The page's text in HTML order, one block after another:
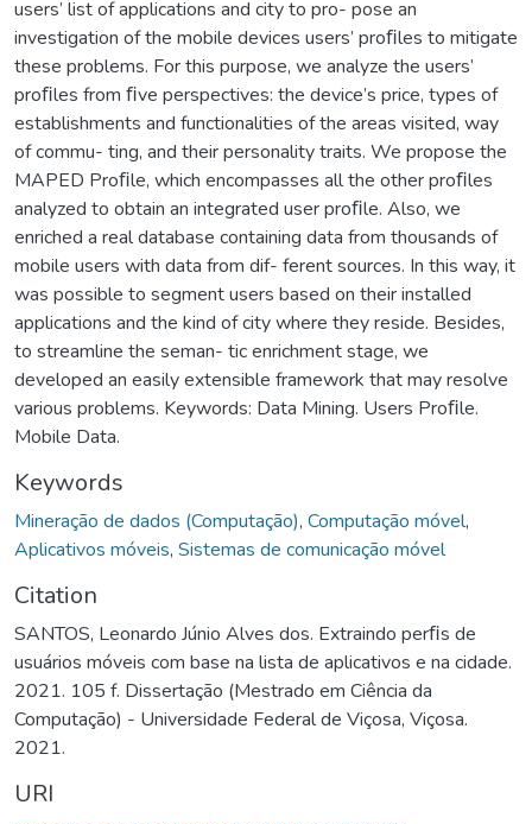
users’ list of applications and city to pro- pose an
investigation of the mobile devices users’ proﬁles to mitigate
these problems. For this purpose, we analyze the users’
proﬁles from ﬁve perspectives: the device’s price, types of
establishments and functionalities of the areas visited, way
of commu- ting, and their personality traits. We propose the
MAPED Proﬁle, which encompasses all the other proﬁles
analyzed to obtain an integrated user proﬁle. Also, we
enriched a real database containing data from thousands of
mobile users with data from dif- ferent sources. In this way, it
was possible to segment users based on their installed
applications and the kind of city where they reside. Besides,
to streamline the seman- tic enrichment stage, we
developed an easily extensible framework that may resolve
various problems. Keywords: Data Mining. Users Proﬁle.
Mobile Data.
Keywords
Mineração de dados (Computação), Computação móvel,
Aplicativos móveis, Sistemas de comunicação móvel
Citation
SANTOS, Leonardo Júnio Alves dos. Extraindo perﬁs de
usuários móveis com base na lista de aplicativos e na cidade.
2021. 105 f. Dissertação (Mestrado em Ciência da
Computação) - Universidade Federal de Viçosa, Viçosa.
2021.
URI